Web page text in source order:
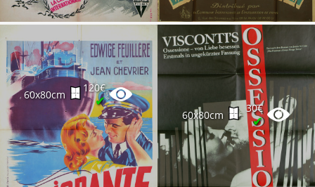
60x80cm
120€
✔
60x80cm
30€
✔